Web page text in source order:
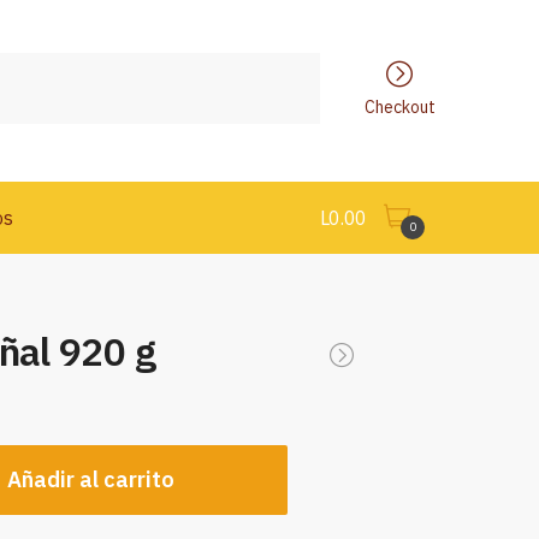
Checkout
L0.00 0
920 g
Añadir al carrito